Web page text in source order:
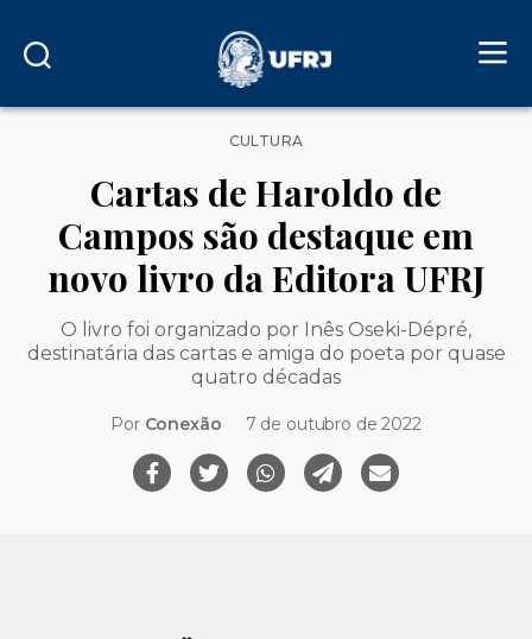
Categorias
CULTURA
Cartas de Haroldo de
Campos são destaque em
novo livro da Editora UFRJ
O livro foi organizado por Inês Oseki-Dépré,
destinatária das cartas e amiga do poeta por quase
quatro décadas
Por Conexão 7 de outubro de 2022